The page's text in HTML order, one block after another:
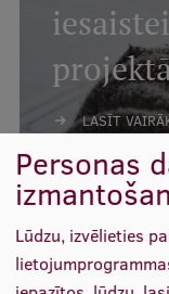
Starptautiskie
EURAXESS
EATRIS
LASĪT
Konferences,
Personas
Lūdzu, izvēlieties